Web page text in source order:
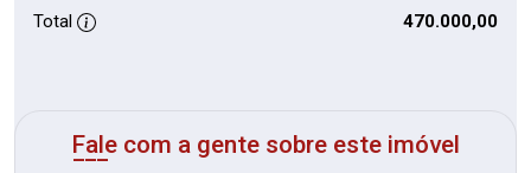
Total
470.000,00
Fale com a gente sobre este imóvel